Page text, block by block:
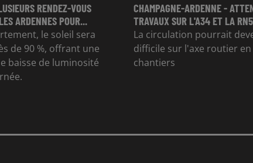
RENDEZ-VOUS
ARDENNES POUR...
le soleil sera
de 90 %, offrant une
baisse de luminosité
CHAMPAGNE-ARDENNE -
TRAVAUX SUR L'A34 ET LA
La circulation pourrait
difficile sur l'axe routier
chantiers